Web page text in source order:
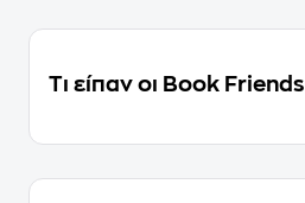
Τι είπαν οι Book Friends